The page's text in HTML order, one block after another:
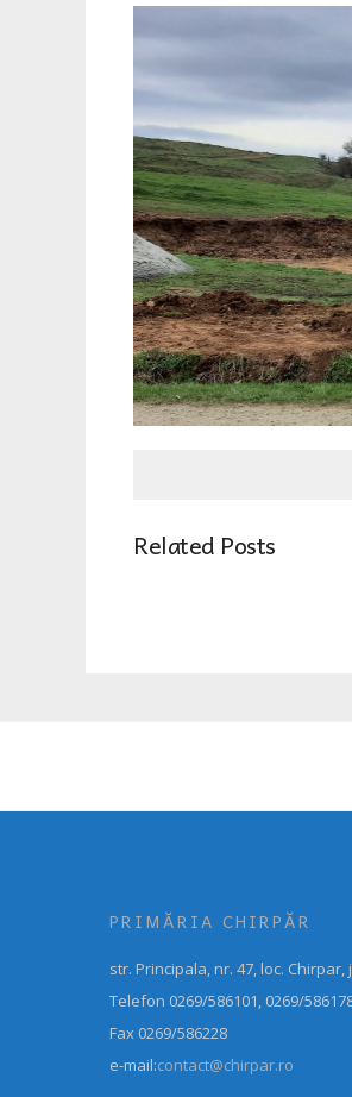
Related Posts
PRIMĂRIA CHIRPĂR
str. Principala, nr. 47, loc. Chirpar,
Telefon 0269/586101, 0269/
Fax 0269/586228
e-mail:contact@chirpar.ro